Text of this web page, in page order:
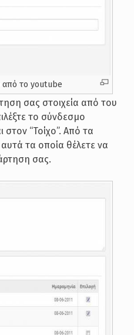
από το youtube
σας στοιχεία από του
το σύνδεσμο
στον “Τοίχο”. Από τα
αυτά τα οποία θέλετε να
σας.